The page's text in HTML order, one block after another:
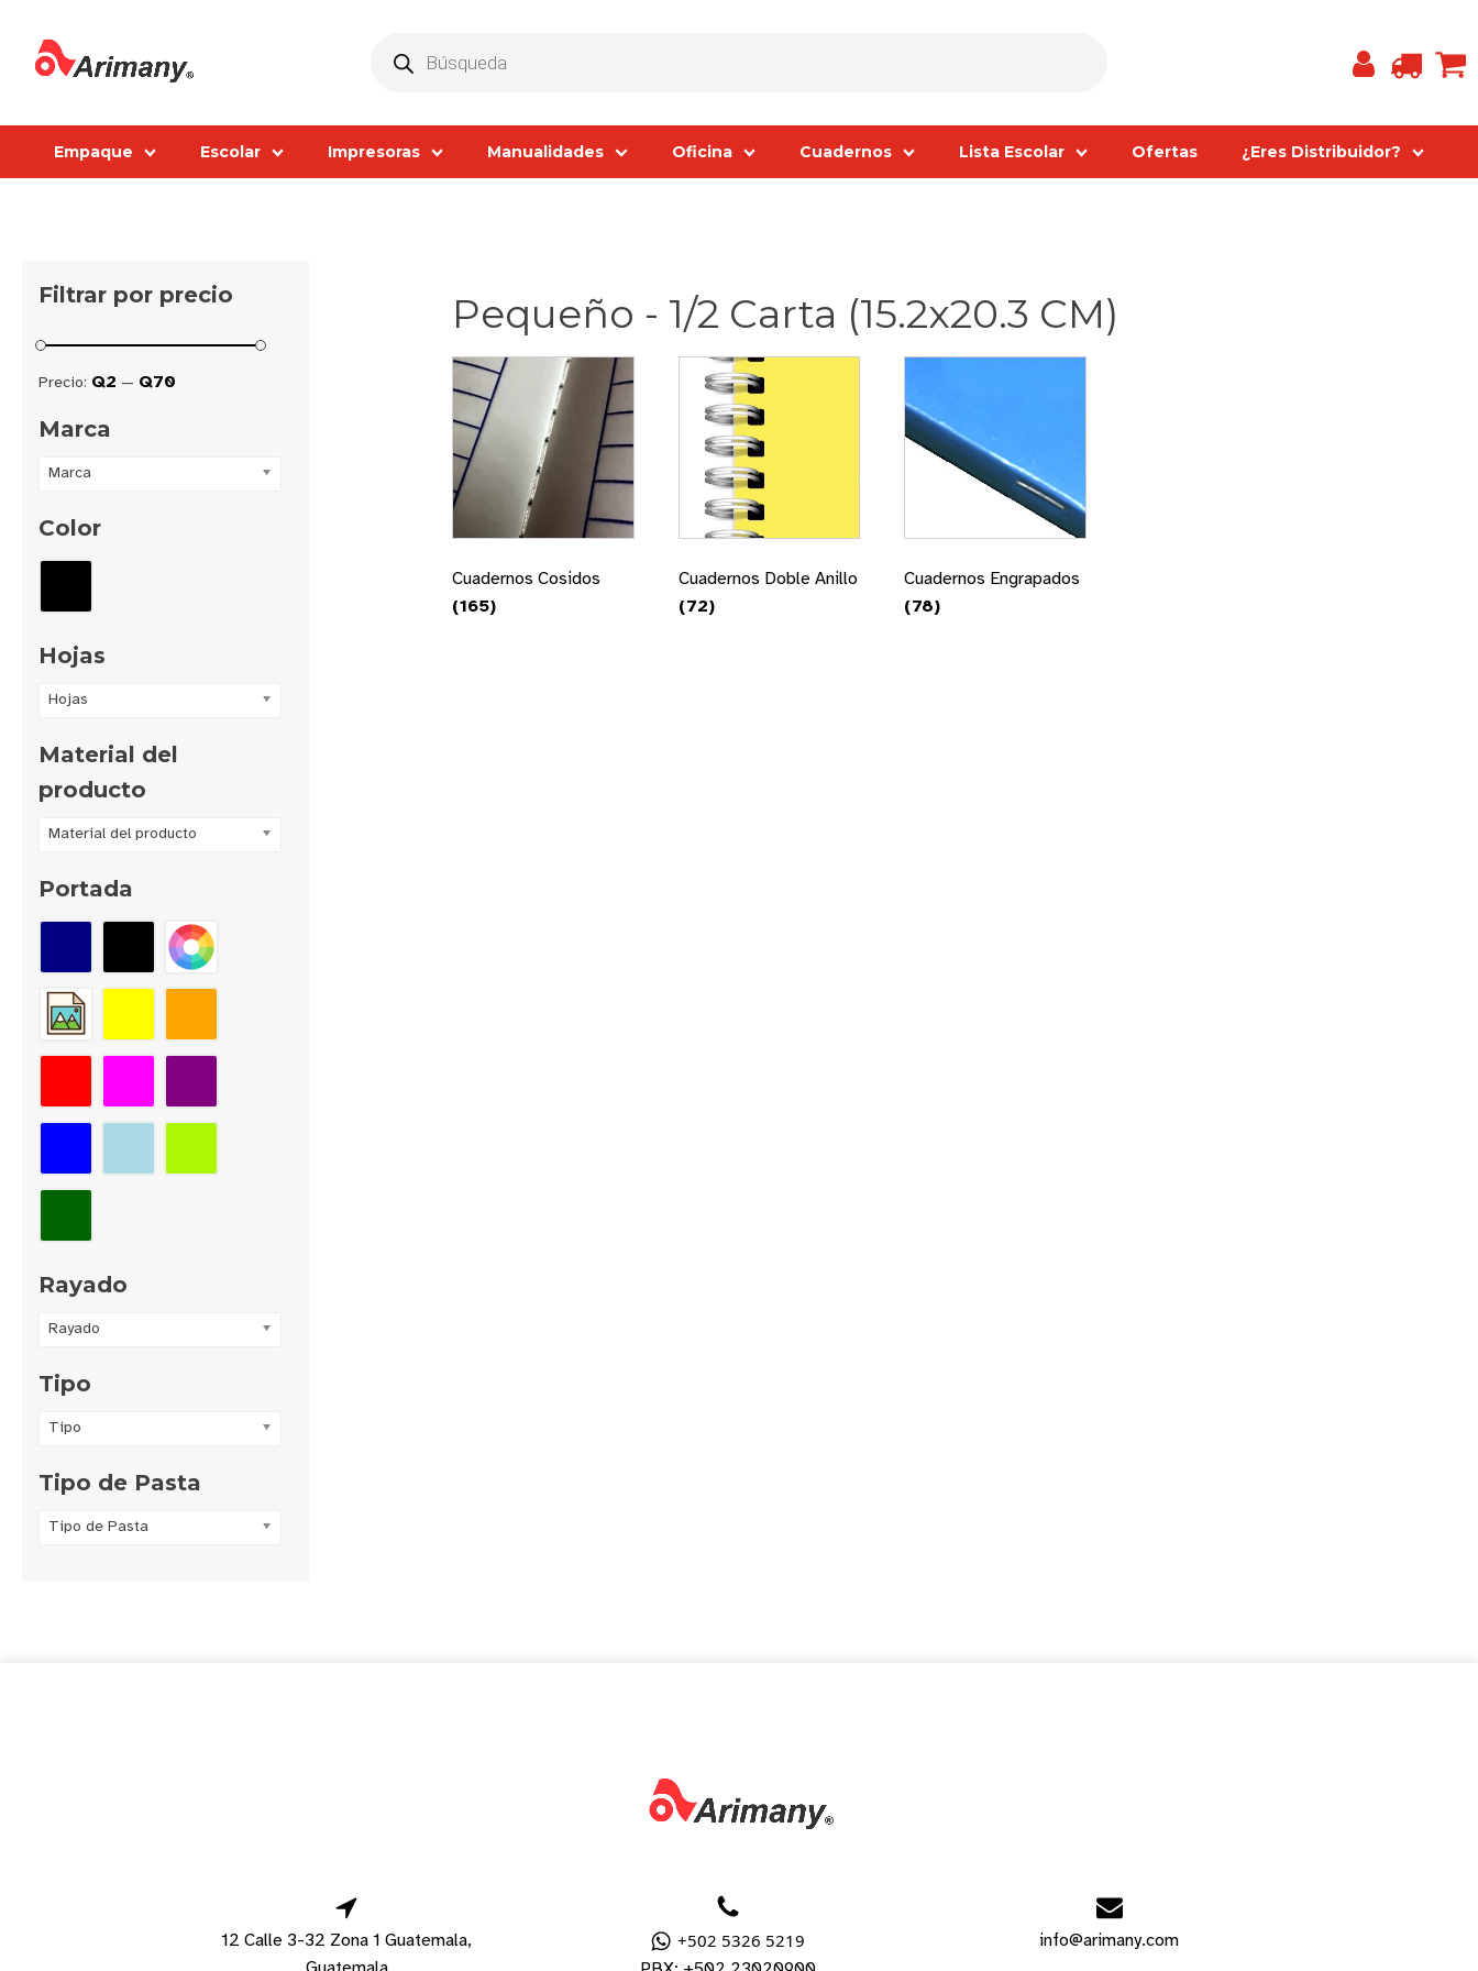
Products
search
Empaque Escolar Impresoras Manualidades Oficina Cuadernos Lista Escolar Ofertas ¿Eres Distribuidor?
Filtrar por precio
Precio: Q2 — Q70
Marca
Marca
Color
Hojas
Hojas
Material del
producto
Material del producto
Portada
Rayado
Rayado
Tipo
Tipo
Tipo de Pasta
Tipo de Pasta
Pequeño - 1/2 Carta (15.2x20.3 CM)
Cuadernos Cosidos
(165)
Cuadernos Doble Anillo
(72)
Cuadernos Engrapados
(78)
12 Calle 3-32 Zona 1 Guatemala,
+502 5326 5219
info@arimany.com